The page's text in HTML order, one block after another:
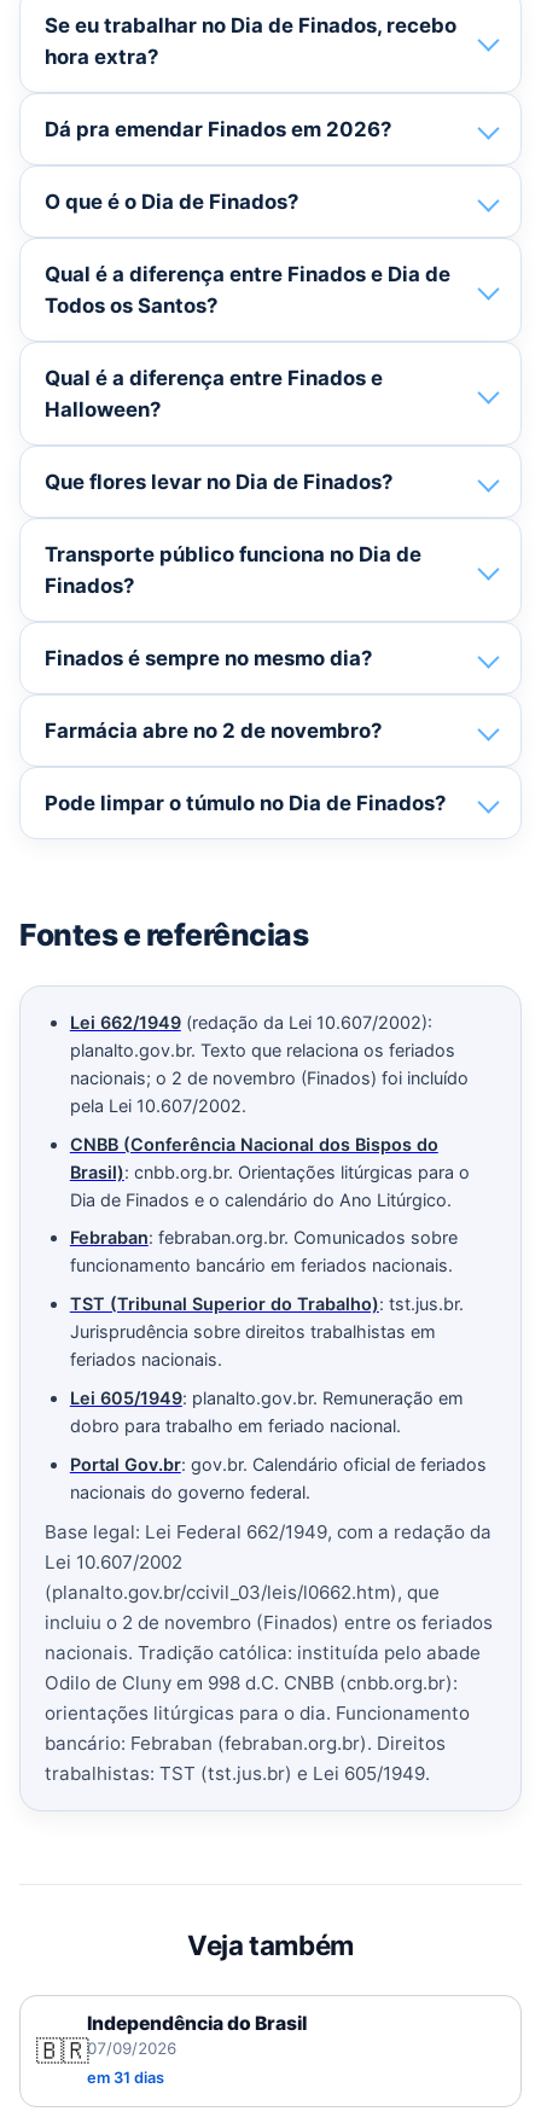
Se eu trabalhar no Dia de Finados, recebo
hora extra?
Dá pra emendar Finados em 2026?
O que é o Dia de Finados?
Qual é a diferença entre Finados e Dia de
Todos os Santos?
Qual é a diferença entre Finados e
Halloween?
Que flores levar no Dia de Finados?
Transporte público funciona no Dia de
Finados?
Finados é sempre no mesmo dia?
Farmácia abre no 2 de novembro?
Pode limpar o túmulo no Dia de Finados?
Fontes e referências
Lei 662/1949(redação da Lei 10.607/2002):
planalto.gov.br. Texto que relaciona os feriados
nacionais; o 2 de novembro (Finados) foi incluído
pela Lei 10.607/2002.
CNBB (Conferência Nacional dos Bispos do
Brasil): cnbb.org.br. Orientações litúrgicas para o
Dia de Finados e o calendário do Ano Litúrgico.
Febraban: febraban.org.br. Comunicados sobre
funcionamento bancário em feriados nacionais.
TST (Tribunal Superior do Trabalho): tst.jus.br.
Jurisprudência sobre direitos trabalhistas em
feriados nacionais.
Lei 605/1949: planalto.gov.br. Remuneração em
dobro para trabalho em feriado nacional.
Portal Gov.br: gov.br. Calendário oficial de feriados
nacionais do governo federal.
Base legal: Lei Federal 662/1949, com a redação da
Lei 10.607/2002
(planalto.gov.br/ccivil_03/leis/l0662.htm), que
incluiu o 2 de novembro (Finados) entre os feriados
nacionais. Tradição católica: instituída pelo abade
Odilo de Cluny em 998 d.C. CNBB (cnbb.org.br):
orientações litúrgicas para o dia. Funcionamento
bancário: Febraban (febraban.org.br). Direitos
trabalhistas: TST (tst.jus.br) e Lei 605/1949.
Veja também
🇧🇷
Independência do Brasil
07/09/2026
em 31 dias